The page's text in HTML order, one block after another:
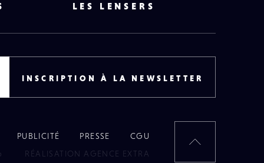
LES LENSERS
INSCRIPTION À LA NEWSLETTER
PUBLICITÉ PRESSE
CGU
RÉALISATION AGENCE EXTRA